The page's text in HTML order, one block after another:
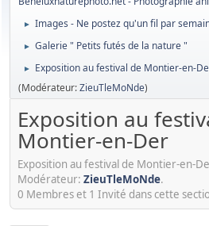
► Images - Ne postez qu'un fil par
► Galerie " Petits futés de la nature "
►
Exposition au festival de Montier-en-
(Modérateur:ZieuTleMoNde)
Exposition au
Montier-en-Der
Exposition au festival de Montier-en-
Modérateur: ZieuTleMoNde.
0 Membres et 1 Invité dans cette